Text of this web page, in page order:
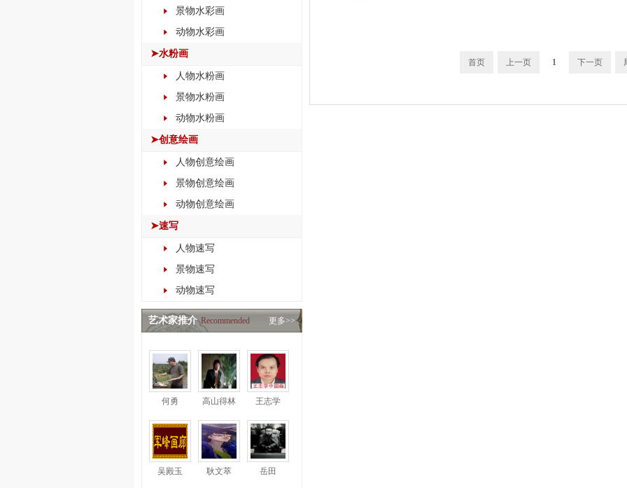
景物水彩画
动物水彩画
➤水粉画
人物水粉画
景物水粉画
动物水粉画
➤创意绘画
人物创意绘画
景物创意绘画
动物创意绘画
➤速写
人物速写
景物速写
动物速写
艺术家推介 Recommended 更多>>
何勇 高山得林 王志学
吴殿玉 耿文萃 岳田
首页 上一页 1 下一页